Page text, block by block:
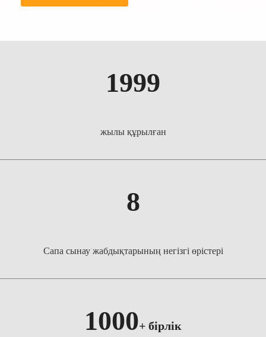
1999
жылы құрылған
8
Сапа сынау жабдықтарының негізгі өрістері
1000+ бірлік